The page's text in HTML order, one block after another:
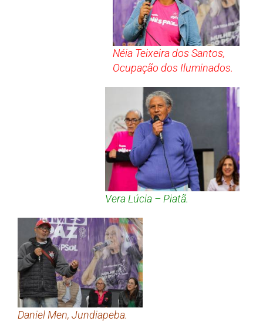
Néia Teixeira dos Santos,
Ocupação dos Iluminados.
Vera Lúcia – Piatã.
Daniel Men, Jundiapeba.